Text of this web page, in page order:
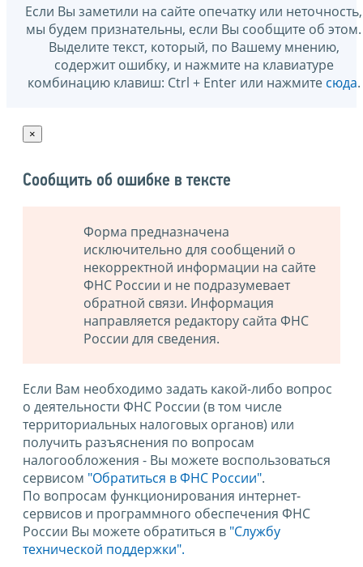
Если Вы заметили на сайте опечатку или неточность,
мы будем признательны, если Вы сообщите об этом.
Выделите текст, который, по Вашему мнению,
содержит ошибку, и нажмите на клавиатуре
комбинацию клавиш: Ctrl + Enter или нажмите сюда.
×
Сообщить об ошибке в тексте
Форма предназначена
исключительно для сообщений о
некорректной информации на сайте
ФНС России и не подразумевает
обратной связи. Информация
направляется редактору сайта ФНС
России для сведения.
Если Вам необходимо задать какой-либо вопрос
о деятельности ФНС России (в том числе
территориальных налоговых органов) или
получить разъяснения по вопросам
налогообложения - Вы можете воспользоваться
сервисом "Обратиться в ФНС России".
По вопросам функционирования интернет-
сервисов и программного обеспечения ФНС
России Вы можете обратиться в "Службу
технической поддержки".